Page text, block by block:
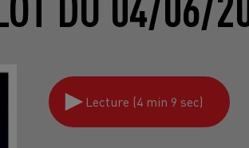
Lecture (4 min 9 sec)